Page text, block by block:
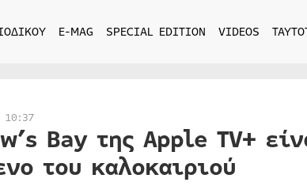
E-MAG SPECIAL EDITION VIDEOS
10:37
Bay της Apple TV+
του καλοκαιριού